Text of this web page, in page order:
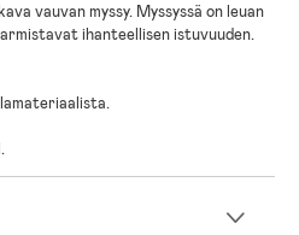
vauvan myssy. Myssyssä on leuan
ihanteellisen istuvuuden.